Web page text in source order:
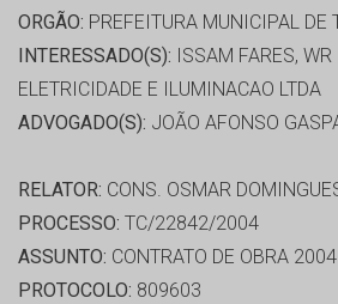
ORGÃO: PREFEITURA MUNICIPAL DE
INTERESSADO(S): ISSAM FARES,
ELETRICIDADE E ILUMINACAO LTDA
ADVOGADO(S): JOÃO AFONSO
RELATOR: CONS. OSMAR
PROCESSO: TC/22842/2004
ASSUNTO: CONTRATO DE OBRA 2004
PROTOCOLO: 809603